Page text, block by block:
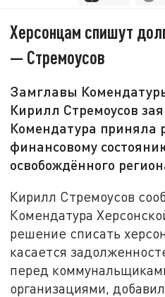
Херсонцам спишут
— Стремоусов
Замглавы
Кирилл Стремоусов
Комендатура приняла
финансовому
освобождённого
Кирилл Стремоусов
Комендатура
решение списать
касается
перед
организациями,